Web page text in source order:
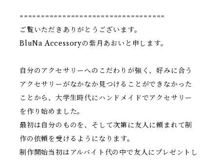
==================================
ご覧いただきありがとうございます。
BluNa Accessoryの紫月あおいと申します。
自分のアクセサリーへのこだわりが強く、好みに合う
アクセサリーがなかなか見つけることができなかった
ことから、大学生時代にハンドメイドでアクセサリー
を作り始めました。
最初は自分のものを、そして次第に友人に頼まれて制
作の依頼を受けるようになります。
制作開始当初はアルバイト代の中で友人にプレゼントし